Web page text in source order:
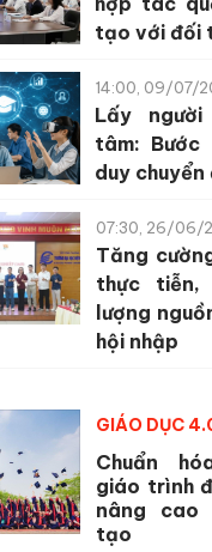
tạo với đối
14:00, 09/07/
Lấy
tâm: Bước
duy
07:30, 26/06/
Tăng
thực tiễn,
lượng
hội nhập
GIÁO DỤC
Chuẩn
giáo trình
nâng cao
tạo